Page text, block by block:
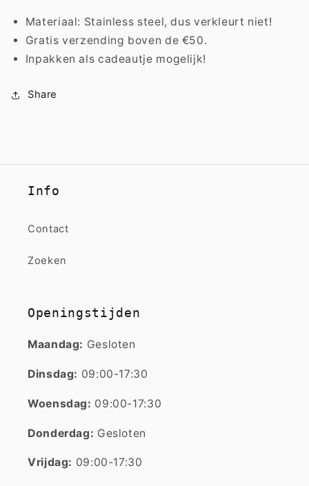
Materiaal: Stainless steel, dus verkleurt niet!
Gratis verzending boven de €50.
Inpakken als cadeautje mogelijk!
Share
Info
Contact
Zoeken
Openingstijden
Maandag: Gesloten
Dinsdag: 09:00-17:30
Woensdag: 09:00-17:30
Donderdag: Gesloten
Vrijdag: 09:00-17:30